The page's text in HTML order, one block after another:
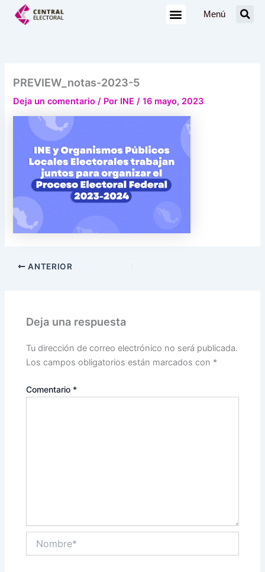
Menú
PREVIEW_notas-2023-5
Deja un comentario / Por INE/16 mayo, 2023
ANTERIOR
Deja una respuesta
Tu dirección de correo electrónico no será publicada.
Los campos obligatorios están marcados con *
Comentario *